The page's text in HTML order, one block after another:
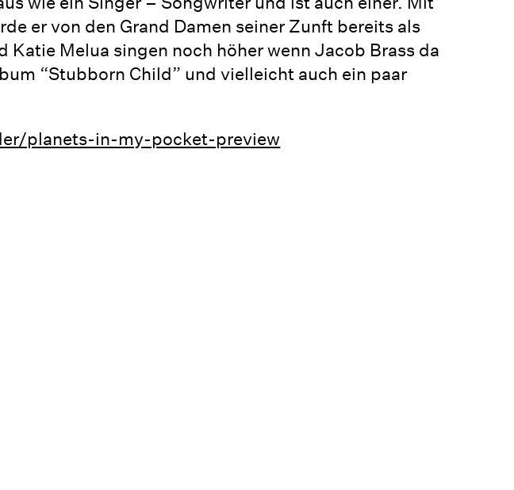
er von den Grand Damen seiner Zunft bereits als
Melua singen noch höher wenn Jacob Brass da
“Stubborn Child” und vielleicht auch ein paar
planets-in-my-pocket-preview